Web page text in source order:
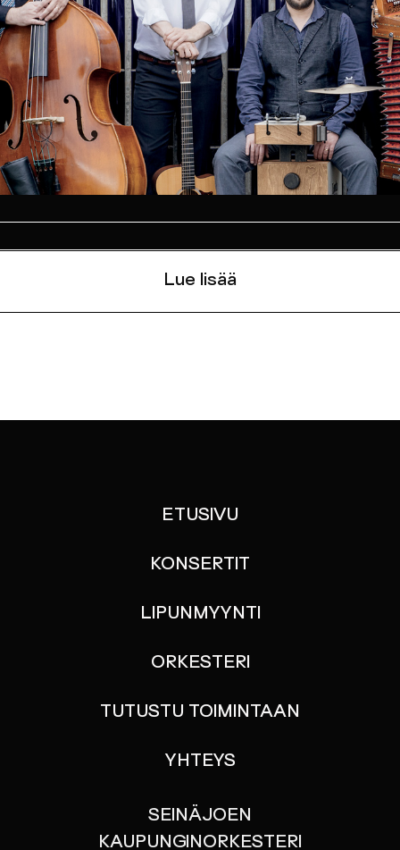
Lue lisää
ETUSIVU
KONSERTIT
LIPUNMYYNTI
ORKESTERI
TUTUSTU TOIMINTAAN
YHTEYS
SEINÄJOEN
KAUPUNGINORKESTERI